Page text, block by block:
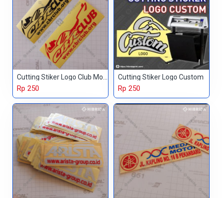
Cutting Stiker Logo Club Motor
Rp 250
Cutting Stiker Logo Custom
Rp 250